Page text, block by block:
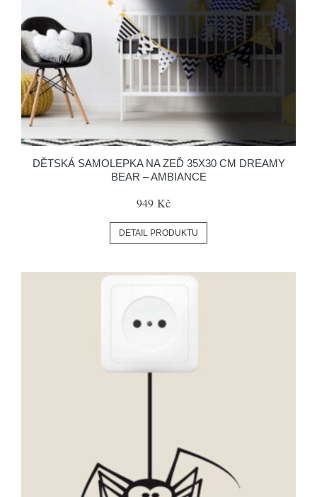
DĚTSKÁ SAMOLEPKA NA ZEĎ 35X30 CM DREAMY
BEAR – AMBIANCE
949 Kč
DETAIL PRODUKTU